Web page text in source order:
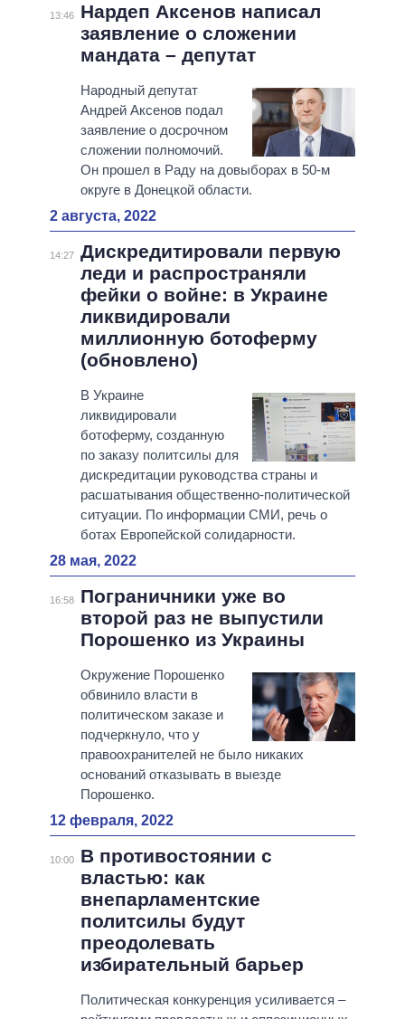
13:46
Нардеп Аксенов написал
заявление о сложении
мандата – депутат
Народный депутат
Андрей Аксенов подал
заявление о досрочном
сложении полномочий.
Он прошел в Раду на довыборах в 50-м
округе в Донецкой области.
2 августа, 2022
14:27 Дискредитировали первую
леди и распространяли
фейки о войне: в Украине
ликвидировали
миллионную ботоферму
(обновлено)
В Украине
ликвидировали
ботоферму, созданную
по заказу политсилы для
дискредитации руководства страны и
расшатывания общественно-политической
ситуации. По информации СМИ, речь о
ботах Европейской солидарности.
28 мая, 2022
16:58
Пограничники уже во
второй раз не выпустили
Порошенко из Украины
Окружение Порошенко
обвинило власти в
политическом заказе и
подчеркнуло, что у
правоохранителей не было никаких
оснований отказывать в выезде
Порошенко.
12 февраля, 2022
10:00
В противостоянии с
властью: как
внепарламентские
политсилы будут
преодолевать
избирательный барьер
Политическая конкуренция усиливается –